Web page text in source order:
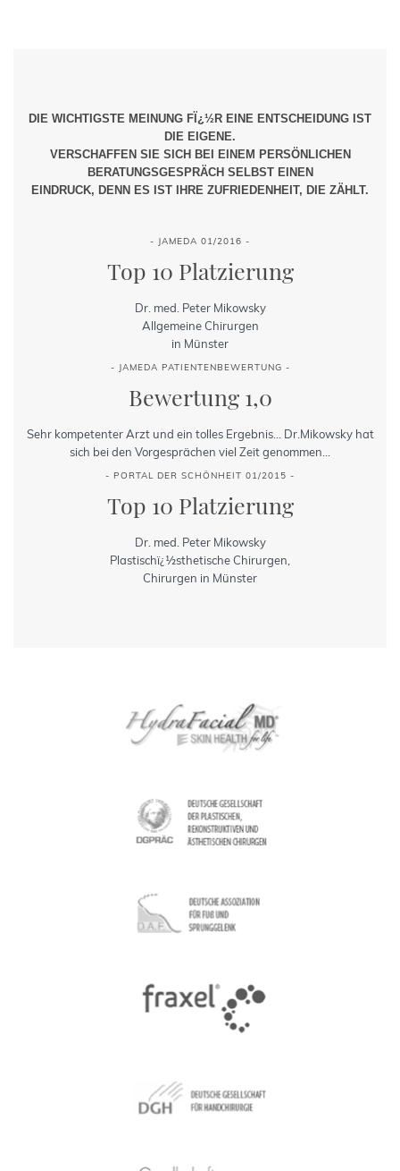
DIE WICHTIGSTE MEINUNG FÏ¿½R EINE ENTSCHEIDUNG IST
DIE EIGENE.
VERSCHAFFEN SIE SICH BEI EINEM PERSÖNLICHEN
BERATUNGSGESPRÄCH SELBST EINEN
EINDRUCK, DENN ES IST IHRE ZUFRIEDENHEIT, DIE ZÄHLT.
- JAMEDA 01/2016 -
Top 10 Platzierung
Dr. med. Peter Mikowsky
Allgemeine Chirurgen
in Münster
- JAMEDA PATIENTENBEWERTUNG -
Bewertung 1,0
Sehr kompetenter Arzt und ein tolles Ergebnis... Dr.Mikowsky hat
sich bei den Vorgesprächen viel Zeit genommen...
- PORTAL DER SCHÖNHEIT 01/2015 -
Top 10 Platzierung
Dr. med. Peter Mikowsky
Plastischï¿½sthetische Chirurgen,
Chirurgen in Münster